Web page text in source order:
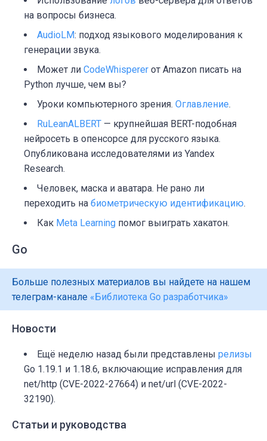
на вопросы бизнеса.
AudioLM: подход языкового моделирования к
генерации звука.
Может ли CodeWhisperer от Amazon писать на
Python лучше, чем вы?
Уроки компьютерного зрения. Оглавление.
RuLeanALBERT — крупнейшая BERT-подобная
нейросеть в опенсорсе для русского языка.
Опубликована исследователями из Yandex
Research.
Человек, маска и аватара. Не рано ли
переходить на биометрическую идентификацию.
Как Meta Learning помог выиграть хакатон.
Go
Больше полезных материалов вы найдете на нашем
телеграм-канале «Библиотека Go разработчика»
Новости
Ещё неделю назад были представлены релизы
Go 1.19.1 и 1.18.6, включающие исправления для
net/http (CVE-2022-27664) и net/url (CVE-2022-
32190).
Статьи и руководства